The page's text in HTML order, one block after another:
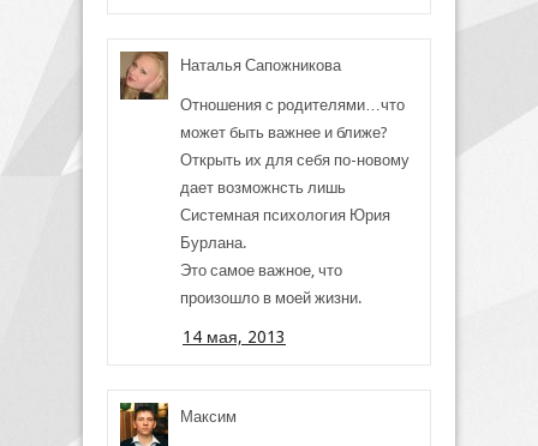
Наталья Сапожникова
Отношения с родителями…что
может быть важнее и ближе?
Открыть их для себя по-новому
дает возможнсть лишь
Системная психология Юрия
Бурлана.
Это самое важное, что
произошло в моей жизни.
14 мая, 2013
Максим